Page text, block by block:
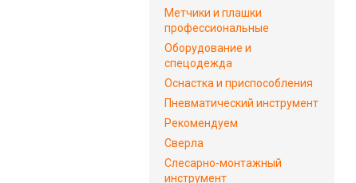
Метчики и плашки
профессиональные
Оборудование и
спецодежда
Оснастка и приспособления
Пневматический инструмент
Рекомендуем
Сверла
Слесарно-монтажный
инструмент